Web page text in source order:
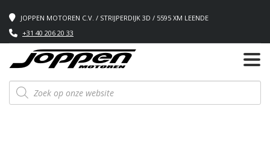
JOPPEN MOTOREN C.V. / STRIJPERDIJK 3D / 5595 XM LEENDE
+31 40 206 20 33
Producten
zoeken